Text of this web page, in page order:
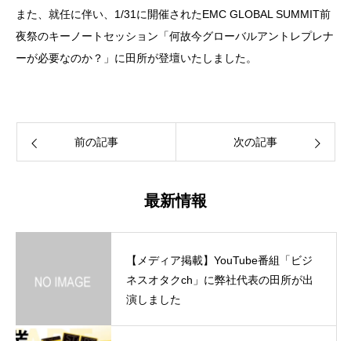
また、就任に伴い、1/31に開催されたEMC GLOBAL SUMMIT前
夜祭のキーノートセッション「何故今グローバルアントレプレナ
ーが必要なのか？」に田所が登壇いたしました。
前の記事 次の記事
最新情報
【メディア掲載】YouTube番組「ビジ
ネスオタクch」に弊社代表の田所が出
演しました